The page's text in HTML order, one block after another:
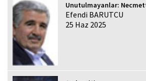
Unutulmayanlar:
Efendi BARUTCU
25 Haz 2025